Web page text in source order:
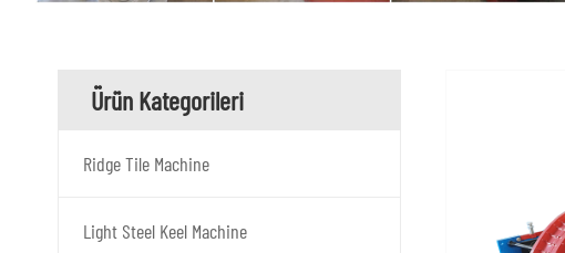
Ürün Kategorileri
Ridge Tile Machine
Light Steel Keel Machine